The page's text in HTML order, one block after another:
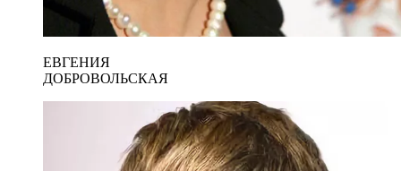
ЕВГЕНИЯ
ДОБРОВОЛЬСКАЯ